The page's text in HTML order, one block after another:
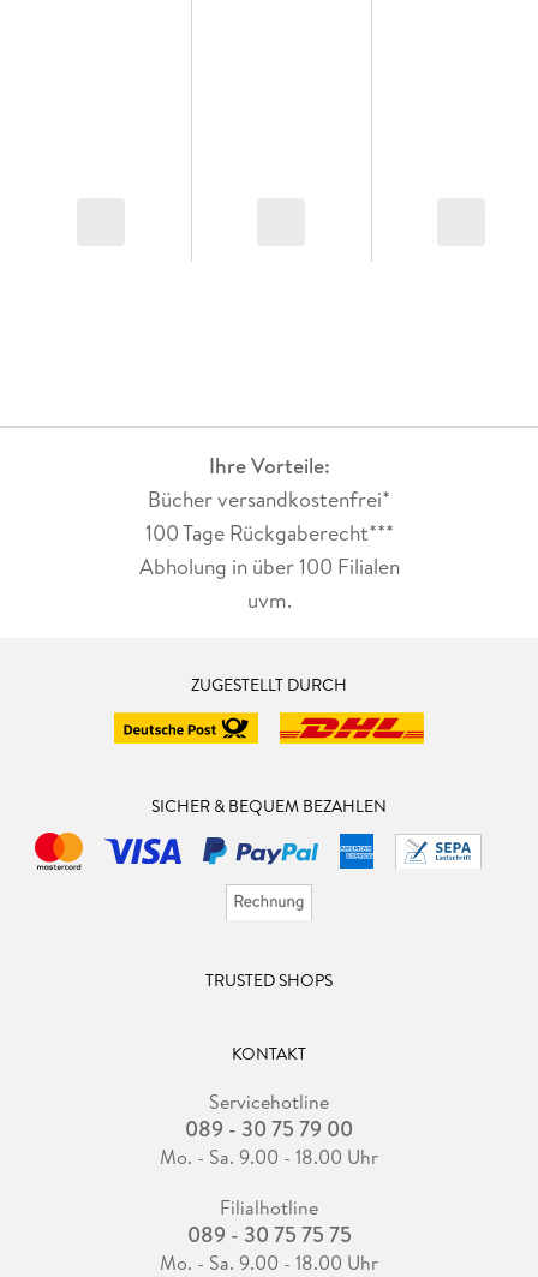
Ihre Vorteile:
Bücher versandkostenfrei*
100 Tage Rückgaberecht***
Abholung in über 100 Filialen
uvm.
ZUGESTELLT DURCH
SICHER & BEQUEM BEZAHLEN
TRUSTED SHOPS
KONTAKT
Servicehotline
089 - 30 75 79 00
Mo. - Sa. 9.00 - 18.00 Uhr
Filialhotline
089 - 30 75 75 75
Mo. - Sa. 9.00 - 18.00 Uhr